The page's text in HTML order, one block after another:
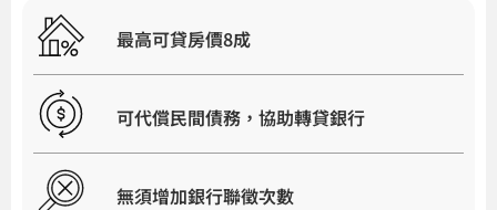
最高可貸房價8成
可代償民間債務，協助轉貸銀行
無須增加銀行聯徵次數